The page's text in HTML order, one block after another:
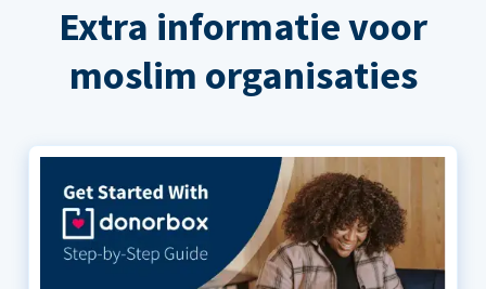
Extra informatie voor
moslim organisaties